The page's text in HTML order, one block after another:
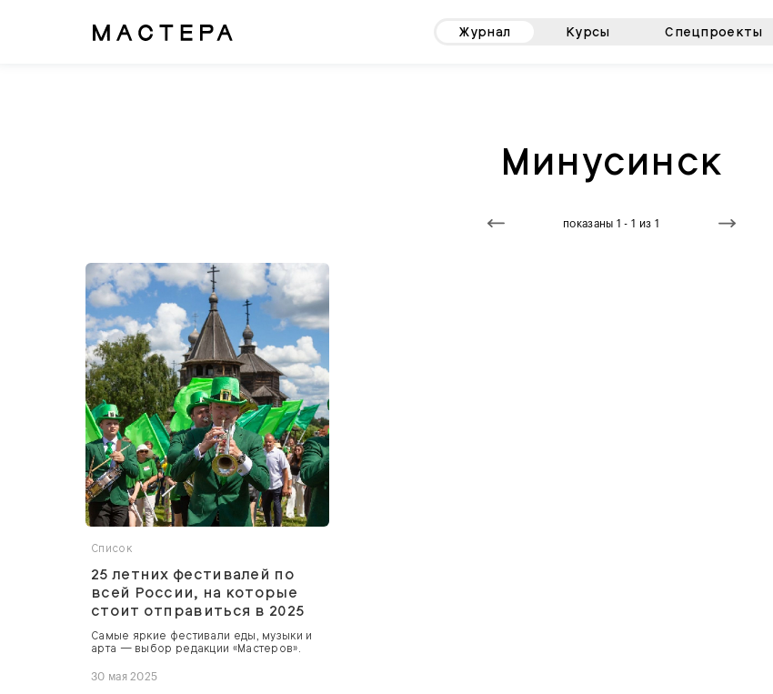
Журнал Курсы Спецпроекты
Минусинск
показаны 1 - 1 из 1
Список
25 летних фестивалей по
всей России, на которые
стоит отправиться в 2025
Самые яркие фестивали еды, музыки и
арта — выбор редакции «Мастеров».
30 мая 2025